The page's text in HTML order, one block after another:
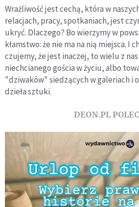
Wrażliwość jest cechą, która w
relacjach, pracy, spotkaniach, jest
ukryć. Dlaczego? Bo wierzymy w
kłamstwo: że nie ma na nią miejsca. I
czujemy, że jest inaczej, to wielu z
niechcianego gościa w życiu, albo
"dziwaków" siedzących w galeriach i
dzieła sztuki.
DEON.PL